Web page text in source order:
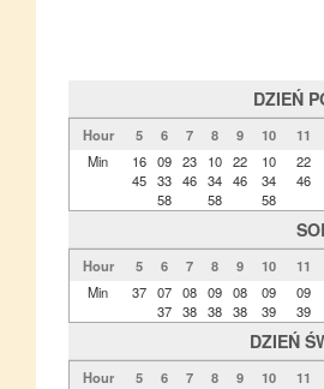
DZIEŃ
Hour 5 6 7 8 9 10
11
Min
16
45
09
33
58
23
46
10
34
58
22
46
10
34
58
22
46
Hour 5 6 7 8 9 10
11
Min
37 07
37
08
38
09
38
08
38
09
39
09
39
DZIEŃ
Hour 5 6 7 8 9 10
11